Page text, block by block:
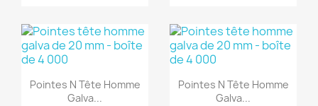
Aperçu rapide
Pointes N Tête Homme
Galva...
Aperçu rapide
Pointes N Tête Homme
Galva...